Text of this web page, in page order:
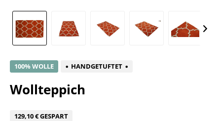
100% WOLLE HANDGETUFTET
Wollteppich
129,10 € GESPART